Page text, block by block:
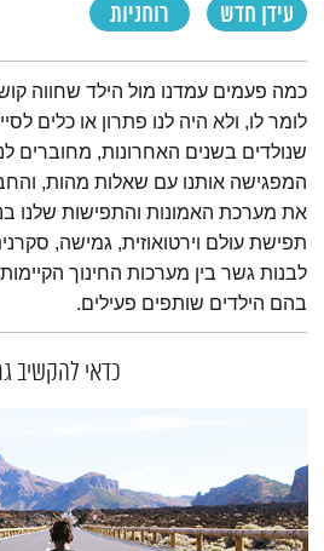
עידן חדש
רוחניות
תמצית הפודקאסט
כמה פעמים עמדנו מול הילד שחווה
לומר לו, ולא היה לנו פתרון או כלים
שנולדים בשנים האחרונות, מחוברים
המפגישה אותנו עם שאלות מהות,
את מערכת האמונות והתפישות שלנו
תפישת עולם וירטואוזית, גמישה,
לבנות גשר בין מערכות החינוך
בהם הילדים שותפים פעילים.
כדאי להקשיב